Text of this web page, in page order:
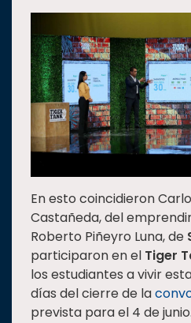
Universiada
Nacional
En esto coincidieron
Castañeda, del
Roberto Piñeyro Luna, de
participaron en el Tiger
los estudiantes a vivir
días del cierre de la
prevista para el 4 de junio.